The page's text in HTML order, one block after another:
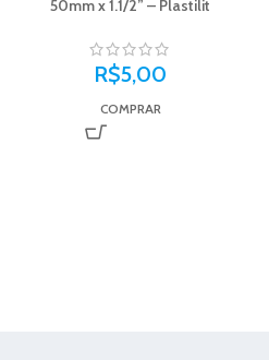
50mm x 1.1/2” – Plastilit
R$5,00
COMPRAR